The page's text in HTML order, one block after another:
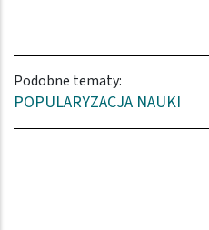
Podobne tematy:
POPULARYZACJA NAUKI